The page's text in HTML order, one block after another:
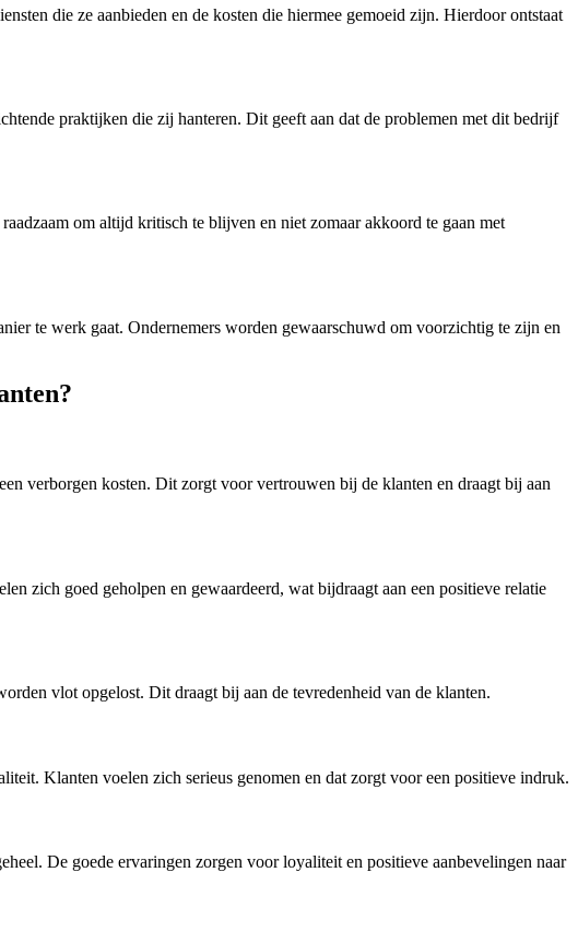
die ze aanbieden en de kosten die hiermee gemoeid zijn. Hierdoor ontstaat
praktijken die zij hanteren. Dit geeft aan dat de problemen met dit bedrijf
om altijd kritisch te blijven en niet zomaar akkoord te gaan met
te werk gaat. Ondernemers worden gewaarschuwd om voorzichtig te zijn en
verborgen kosten. Dit zorgt voor vertrouwen bij de klanten en draagt bij aan
zich goed geholpen en gewaardeerd, wat bijdraagt aan een positieve relatie
vlot opgelost. Dit draagt bij aan de tevredenheid van de klanten.
Klanten voelen zich serieus genomen en dat zorgt voor een positieve indruk.
De goede ervaringen zorgen voor loyaliteit en positieve aanbevelingen naar